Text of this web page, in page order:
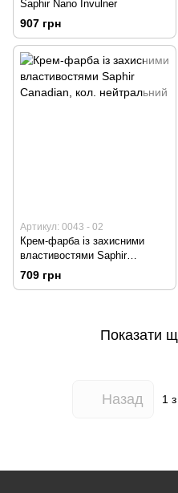
Saphir Nano Invulner
907 грн
Артикул: 0043 - 02
Крем-фарба із захисними
властивостями Saphir
Canadian, кол. нейтральний
709 грн
Показати
Назад 1з